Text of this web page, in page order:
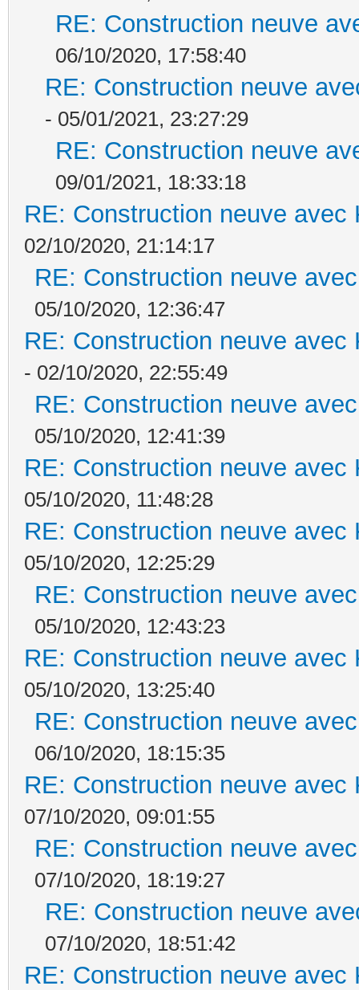
RE: Construction neuve
06/10/2020, 17:58:40
RE: Construction neuve
- 05/01/2021, 23:27:29
RE: Construction neuve
09/01/2021, 18:33:18
RE: Construction neuve avec
02/10/2020, 21:14:17
RE: Construction neuve
05/10/2020, 12:36:47
RE: Construction neuve avec
- 02/10/2020, 22:55:49
RE: Construction neuve
05/10/2020, 12:41:39
RE: Construction neuve avec
05/10/2020, 11:48:28
RE: Construction neuve avec
05/10/2020, 12:25:29
RE: Construction neuve
05/10/2020, 12:43:23
RE: Construction neuve avec
05/10/2020, 13:25:40
RE: Construction neuve
06/10/2020, 18:15:35
RE: Construction neuve avec
07/10/2020, 09:01:55
RE: Construction neuve
07/10/2020, 18:19:27
RE: Construction neuve
07/10/2020, 18:51:42
RE: Construction neuve avec